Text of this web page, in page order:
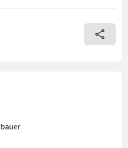
STEYR!!! per tutti i modelli